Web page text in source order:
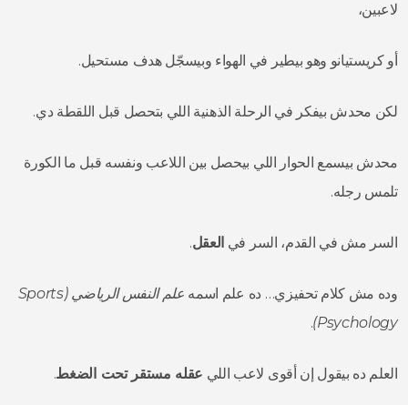
لاعبين،
أو كريستيانو وهو بيطير في الهواء وبيسجّل هدف مستحيل.
لكن محدش بيفكر في الرحلة الذهنية اللي بتحصل قبل اللقطة دي.
محدش بيسمع الحوار اللي بيحصل بين اللاعب ونفسه قبل ما الكورة
تلمس رجله.
السر مش في القدم، السر في العقل.
وده مش كلام تحفيزي… ده علم اسمه علم النفس الرياضي (Sports
Psychology
)
.
العلم ده بيقول إن أقوى لاعب اللي عقله مستقر تحت الضغط.